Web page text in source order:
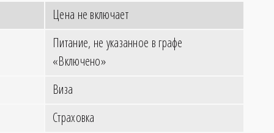
Цена не включает
Питание, не указанное в графе
«Включено»
Виза
Страховка